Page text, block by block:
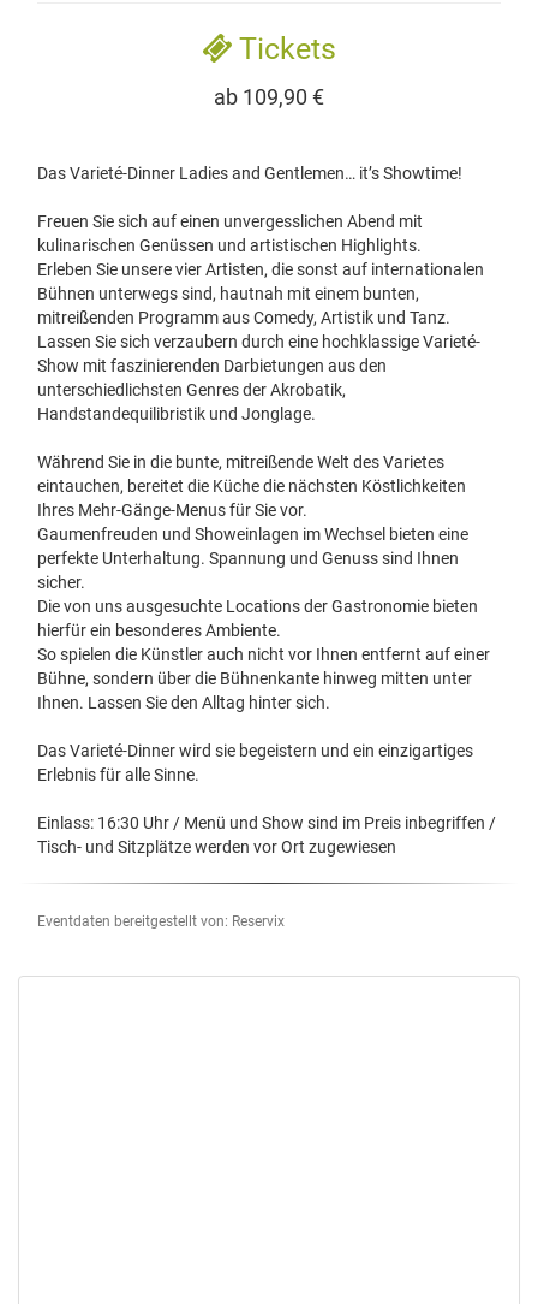
Tickets
ab 109,90 €
Das Varieté-Dinner Ladies and Gentlemen… it’s Showtime!
Freuen Sie sich auf einen unvergesslichen Abend mit
kulinarischen Genüssen und artistischen Highlights.
Erleben Sie unsere vier Artisten, die sonst auf internationalen
Bühnen unterwegs sind, hautnah mit einem bunten,
mitreißenden Programm aus Comedy, Artistik und Tanz.
Lassen Sie sich verzaubern durch eine hochklassige Varieté-
Show mit faszinierenden Darbietungen aus den
unterschiedlichsten Genres der Akrobatik,
Handstandequilibristik und Jonglage.
Während Sie in die bunte, mitreißende Welt des Varietes
eintauchen, bereitet die Küche die nächsten Köstlichkeiten
Ihres Mehr-Gänge-Menus für Sie vor.
Gaumenfreuden und Showeinlagen im Wechsel bieten eine
perfekte Unterhaltung. Spannung und Genuss sind Ihnen
sicher.
Die von uns ausgesuchte Locations der Gastronomie bieten
hierfür ein besonderes Ambiente.
So spielen die Künstler auch nicht vor Ihnen entfernt auf einer
Bühne, sondern über die Bühnenkante hinweg mitten unter
Ihnen. Lassen Sie den Alltag hinter sich.
Das Varieté-Dinner wird sie begeistern und ein einzigartiges
Erlebnis für alle Sinne.
Einlass: 16:30 Uhr / Menü und Show sind im Preis inbegriffen /
Tisch- und Sitzplätze werden vor Ort zugewiesen
Eventdaten bereitgestellt von: Reservix